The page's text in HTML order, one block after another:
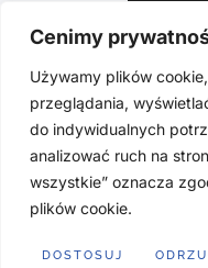
Cenimy
Używamy plików
przeglądania,
do indywidualnych
analizować ruch na
wszystkie” oznacza
plików cookie.
DOSTOSUJ